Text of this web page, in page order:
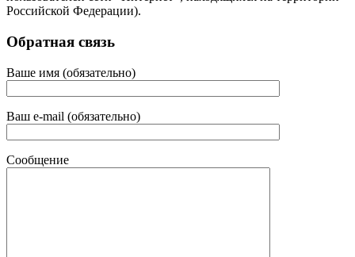
Российской Федерации).
Обратная связь
Ваше имя (обязательно)
Ваш e-mail (обязательно)
Сообщение